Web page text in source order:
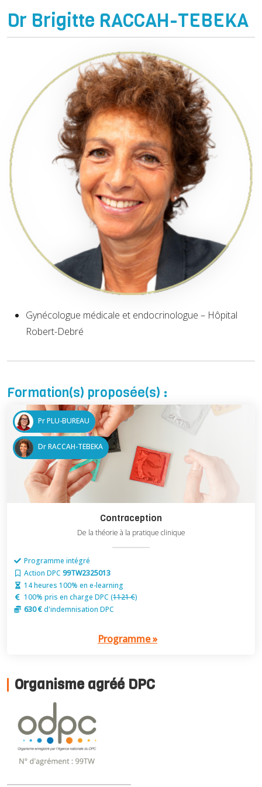
Dr Brigitte RACCAH-TEBEKA
Gynécologue médicale et endocrinologue – Hôpital
Robert-Debré
Formation(s) proposée(s) :
Pr PLU-BUREAU
Dr RACCAH-TEBEKA
Contraception
De la théorie à la pratique clinique
Programme intégré
Action DPC 99TW2325013
14 heures 100% en e-learning
100% pris en charge DPC (1121 €)
630 €d'indemnisation DPC
Programme »
Organisme agréé DPC